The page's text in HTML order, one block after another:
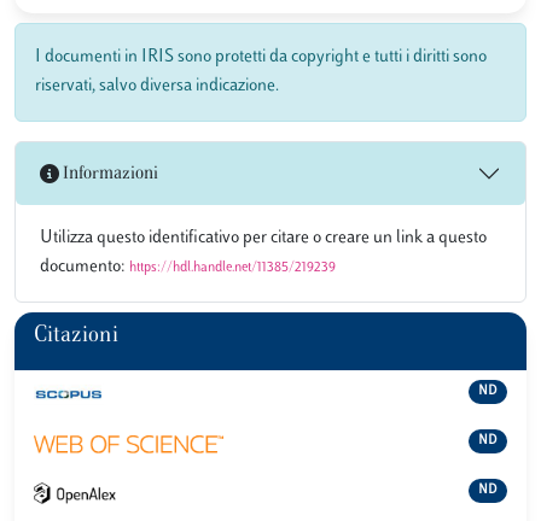
I documenti in IRIS sono protetti da copyright e tutti i diritti sono
riservati, salvo diversa indicazione.
Informazioni
Utilizza questo identificativo per citare o creare un link a questo
documento: https://hdl.handle.net/11385/219239
Citazioni
ND
ND
ND